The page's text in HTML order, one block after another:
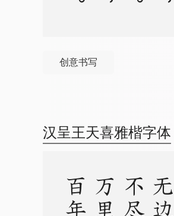
创意书写
汉呈王天喜雅楷字体